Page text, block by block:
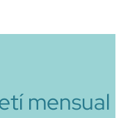
mensual